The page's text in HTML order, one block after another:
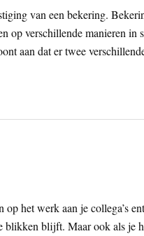
van een bekering.
op verschillende manieren in
aan dat er twee
op het werk aan je collega’s
blijft. Maar ook als je